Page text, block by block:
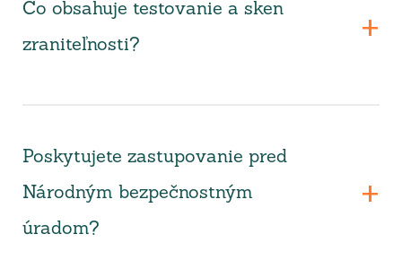
Čo obsahuje testovanie a sken
zraniteľnosti?
Poskytujete zastupovanie pred
Národným bezpečnostným
úradom?